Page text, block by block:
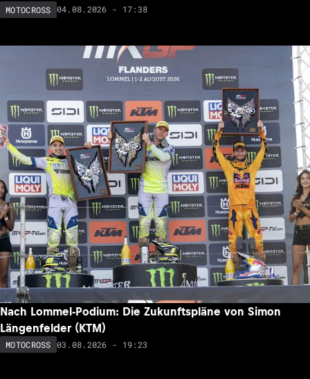
MOTOCROSS 04.08.2026 - 17:38
Nach Lommel-Podium: Die Zukunftspläne von Simon
Längenfelder (KTM)
MOTOCROSS 03.08.2026 - 19:23